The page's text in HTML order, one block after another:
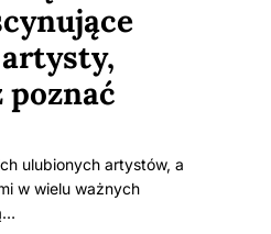
ulubionych artystów, a
w wielu ważnych